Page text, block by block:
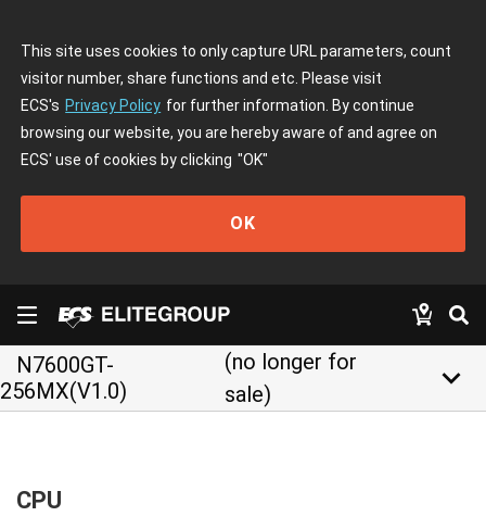
This site uses cookies to only capture URL parameters, count
visitor number, share functions and etc. Please visit
ECS's Privacy Policy for further information. By continue
browsing our website, you are hereby aware of and agree on
ECS' use of cookies by clicking "OK"
OK
N7600GT-
256MX(V1.0)
(no longer for
sale)
keyboard_arrow_down
CPU